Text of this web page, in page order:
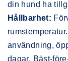
din hund ha
Hållbarhet:
användning,
dagar. Bäst-